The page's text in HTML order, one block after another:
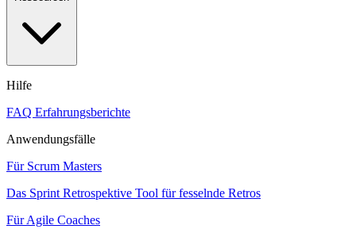
Hilfe
FAQ Erfahrungsberichte
Anwendungsfälle
Für Scrum Masters
Das Sprint Retrospektive Tool für fesselnde Retros
Für Agile Coaches